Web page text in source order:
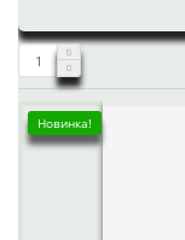
Новинка!